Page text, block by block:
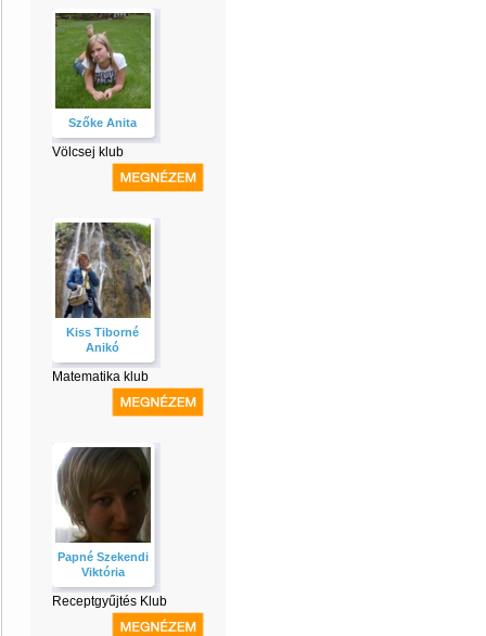
Szőke Anita
Völcsej klub
Kiss Tiborné
Anikó
Matematika klub
Papné Szekendi
Viktória
Receptgyűjtés Klub